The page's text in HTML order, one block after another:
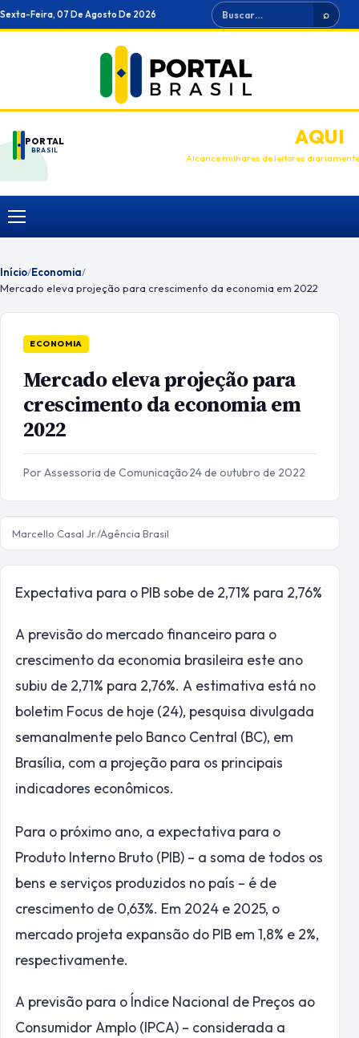
Ir
para
Sexta-Feira, 07 De Agosto De 2026 Buscar ⌕
PORTAL
BRASIL
ANUNCIEAQUI
Alcance milhares de leitores diariamente
Menu
Início/Economia/
Mercado eleva projeção para crescimento da economia em 2022
ECONOMIA
Mercado eleva projeção para
crescimento da economia em
2022
Por Assessoria de Comunicação·24 de outubro de 2022
Marcello Casal Jr./Agência Brasil
Expectativa para o PIB sobe de 2,71% para 2,76%
A previsão do mercado financeiro para o
crescimento da economia brasileira este ano
subiu de 2,71% para 2,76%. A estimativa está no
boletim Focus de hoje (24), pesquisa divulgada
semanalmente pelo Banco Central (BC), em
Brasília, com a projeção para os principais
indicadores econômicos.
Para o próximo ano, a expectativa para o
Produto Interno Bruto (PIB) – a soma de todos os
bens e serviços produzidos no país – é de
crescimento de 0,63%. Em 2024 e 2025, o
mercado projeta expansão do PIB em 1,8% e 2%,
respectivamente.
A previsão para o Índice Nacional de Preços ao
Consumidor Amplo (IPCA) – considerada a